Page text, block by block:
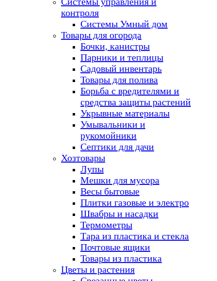
контроля
Системы Умный дом
Товары для огорода
Бочки, канистры
Парники и теплицы
Садовый инвентарь
Товары для полива
Борьба с вредителями и
средства защиты растений
Укрывные материалы
Умывальники и
рукомойники
Септики для дачи
Хозтовары
Лупы
Мешки для мусора
Весы бытовые
Плитки газовые и электро
Швабры и насадки
Термометры
Тара из пластика и стекла
Почтовые ящики
Товары из пластика
Цветы и растения